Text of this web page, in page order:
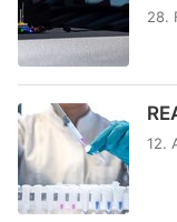
28.
12.